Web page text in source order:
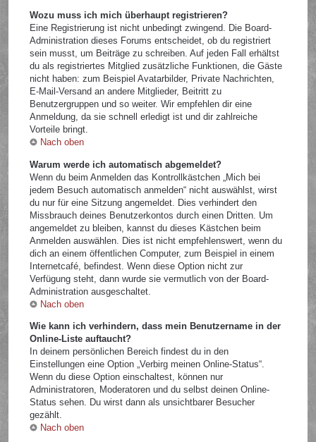
Wozu muss ich mich überhaupt registrieren?
Eine Registrierung ist nicht unbedingt zwingend. Die Board-
Administration dieses Forums entscheidet, ob du registriert
sein musst, um Beiträge zu schreiben. Auf jeden Fall erhältst
du als registriertes Mitglied zusätzliche Funktionen, die Gäste
nicht haben: zum Beispiel Avatarbilder, Private Nachrichten,
E-Mail-Versand an andere Mitglieder, Beitritt zu
Benutzergruppen und so weiter. Wir empfehlen dir eine
Anmeldung, da sie schnell erledigt ist und dir zahlreiche
Vorteile bringt.
Nach oben
Warum werde ich automatisch abgemeldet?
Wenn du beim Anmelden das Kontrollkästchen „Mich bei
jedem Besuch automatisch anmelden“ nicht auswählst, wirst
du nur für eine Sitzung angemeldet. Dies verhindert den
Missbrauch deines Benutzerkontos durch einen Dritten. Um
angemeldet zu bleiben, kannst du dieses Kästchen beim
Anmelden auswählen. Dies ist nicht empfehlenswert, wenn du
dich an einem öffentlichen Computer, zum Beispiel in einem
Internetcafé, befindest. Wenn diese Option nicht zur
Verfügung steht, dann wurde sie vermutlich von der Board-
Administration ausgeschaltet.
Nach oben
Wie kann ich verhindern, dass mein Benutzername in der
Online-Liste auftaucht?
In deinem persönlichen Bereich findest du in den
Einstellungen eine Option „Verbirg meinen Online-Status“.
Wenn du diese Option einschaltest, können nur
Administratoren, Moderatoren und du selbst deinen Online-
Status sehen. Du wirst dann als unsichtbarer Besucher
gezählt.
Nach oben